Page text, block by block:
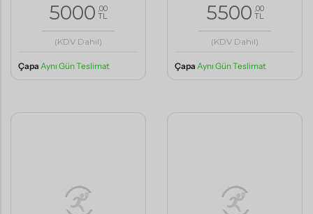
5000 ,00
TL
(KDV Dahil)
Çapa Aynı Gün Teslimat
5500 ,00
TL
(KDV Dahil)
Çapa Aynı Gün Teslimat